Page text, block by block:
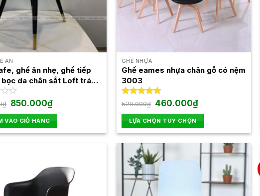
ĂN
ghế ăn nhẹ, ghế tiếp
bọc da chân sắt Loft trám
₫ Giá
gốc
là:
990.000₫.
850.000₫Giá
hiện
tại
là:
850.000₫.
VÀO GIỎ HÀNG
GHẾ NHỰA
Ghế eames nhựa chân gỗ có nệm
3003
Được xếp
5.00
5 sao
520.000₫ Giá
gốc
là:
520.000₫.
460.000₫Giá
hiện
tại
là:
460.000₫.
LỰA CHỌN TÙY CHỌN
Sản
phẩm
này
có
nhiều
biến